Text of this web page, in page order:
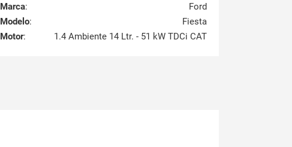
Marca:
Ford
Modelo:
Fiesta
Motor: 1.4 Ambiente 14 Ltr. - 51 kW TDCi CAT